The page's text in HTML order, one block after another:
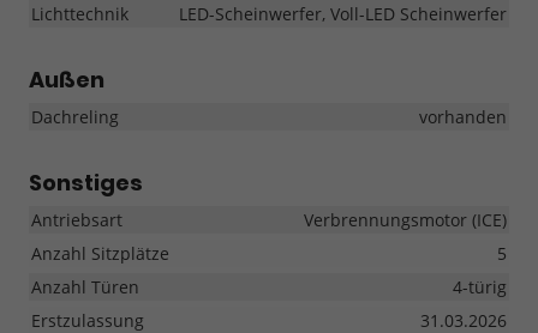
Lichttechnik
LED-Scheinwerfer, Voll-LED Scheinwerfer
Außen
Dachreling vorhanden
Sonstiges
Antriebsart
Verbrennungsmotor (ICE)
Anzahl Sitzplätze
5
Anzahl Türen
4-türig
Erstzulassung
31.03.2026